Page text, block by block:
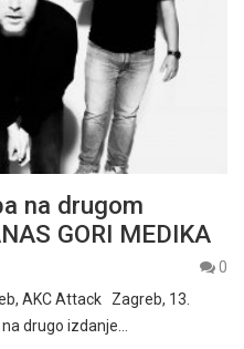
na drugom
GORI MEDIKA
0
AKC Attack Zagreb, 13.
drugo izdanje…